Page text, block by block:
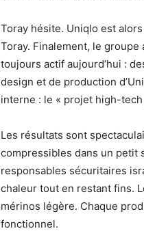
Toray hésite. Uniqlo est
Toray. Finalement, le
toujours actif aujourd’hui :
design et de production
interne : le « projet high-
Les résultats sont
compressibles dans un petit
responsables sécuritaires
chaleur tout en restant fins.
mérinos légère. Chaque
fonctionnel.